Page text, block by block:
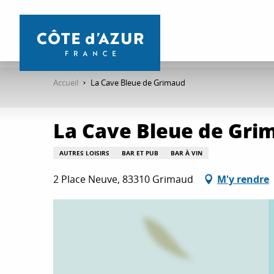
contenu
Accueil La Cave Bleue de Grimaud
La Cave Bleue de
AUTRES LOISIRS BAR ET PUB BAR À VIN
2 Place Neuve, 83310 Grimaud M'y rendre